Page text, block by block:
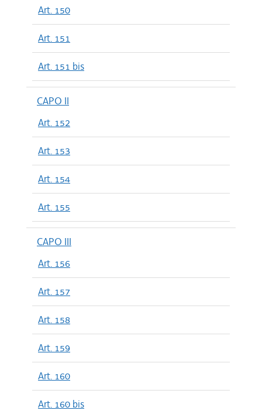
Art. 150
Art. 151
Art. 151 bis
CAPO II
Art. 152
Art. 153
Art. 154
Art. 155
CAPO III
Art. 156
Art. 157
Art. 158
Art. 159
Art. 160
Art. 160 bis